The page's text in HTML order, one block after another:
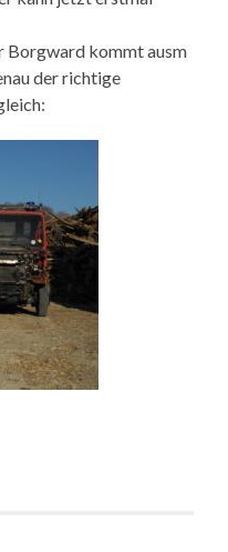
Borgward kommt ausm
der richtige